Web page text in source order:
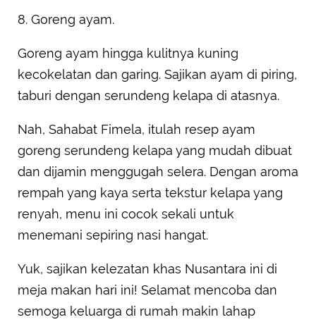
8. Goreng ayam.
Goreng ayam hingga kulitnya kuning
kecokelatan dan garing. Sajikan ayam di piring,
taburi dengan serundeng kelapa di atasnya.
Nah, Sahabat Fimela, itulah resep ayam
goreng serundeng kelapa yang mudah dibuat
dan dijamin menggugah selera. Dengan aroma
rempah yang kaya serta tekstur kelapa yang
renyah, menu ini cocok sekali untuk
menemani sepiring nasi hangat.
Yuk, sajikan kelezatan khas Nusantara ini di
meja makan hari ini! Selamat mencoba dan
semoga keluarga di rumah makin lahap